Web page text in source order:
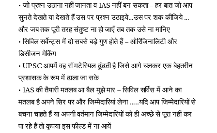
• जो प्रश्न उठाना नहीं जानता व IAS नहीं बन सकता – हर बात जो आप
सुनते देखते या देखते हैं उस पर प्रश्न उठाइये…उस पर शक कीजिये …
और जब तक पूरी तरह संतुष्ट ना हो जाएँ तब तक उसे ना मानिए
• सिविल सर्वेन्ट्स में दो सबसे बड़े गुण होते हैं – ओरिजिनालिटी और
डिसीजन मेकिंग
• UPSC आपमें वह रॉ मटेरियल ढूंढती है जिसे आगे चलकर एक बेहतरीन
प्रशासक के रूप में ढाला जा सके
• IAS की तैयारी मतलब आ बैल मुझे मार – सिविल सर्विस में आने का
मतलब है अपने सिर पर और जिम्मेदारियां लेना …..यदि आप जिम्मेदारियों से
बचना चाहते हैं या अपनी वर्तमान जिम्मेदारियों को ही अच्छे से पूरा नहीं कर
पा रहे हैं तो कृपया इस फील्ड में ना आयें